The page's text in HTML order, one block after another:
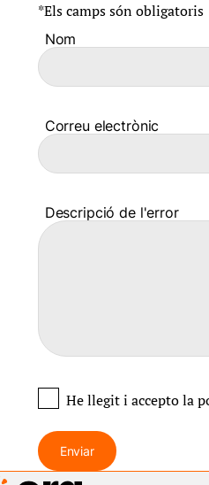
*Els camps són obligatoris
Nom
Correu electrònic
Descripció de l'error
He llegit i acceptola
Enviar